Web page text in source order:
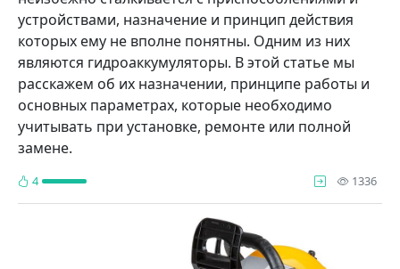
устройствами, назначение и принцип действия
которых ему не вполне понятны. Одним из них
являются гидроаккумуляторы. В этой статье мы
расскажем об их назначении, принципе работы и
основных параметрах, которые необходимо
учитывать при установке, ремонте или полной
замене.
4 1336